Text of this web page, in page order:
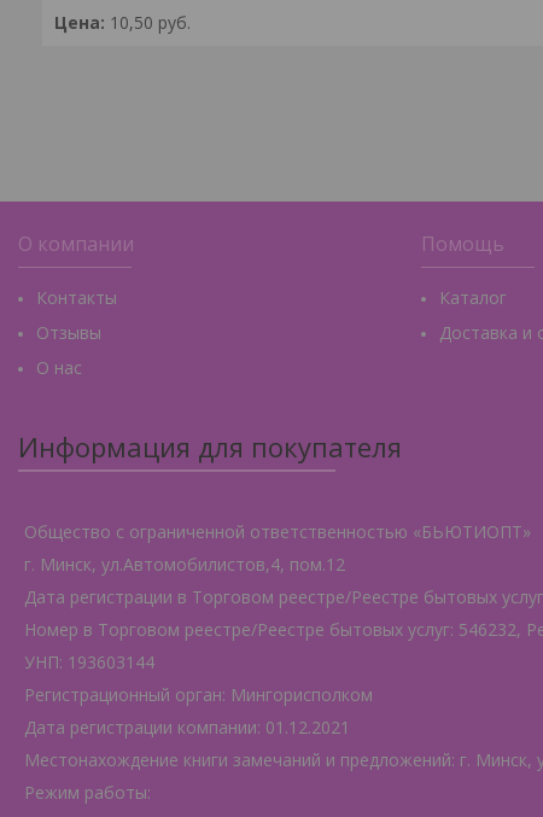
Цена: 10,50 руб.
О компании
Контакты
Отзывы
О нас
Помощь
Каталог
Доставка и
Информация для покупателя
Общество с ограниченной ответственностью «БЬЮТИОПТ»
г. Минск, ул.Автомобилистов,4, пом.12
Дата регистрации в Торговом реестре/Реестре бытовых
Номер в Торговом реестре/Реестре бытовых услуг: 546232,
УНП: 193603144
Регистрационный орган: Мингорисполком
Дата регистрации компании: 01.12.2021
Местонахождение книги замечаний и предложений: г. Минск,
Режим работы: